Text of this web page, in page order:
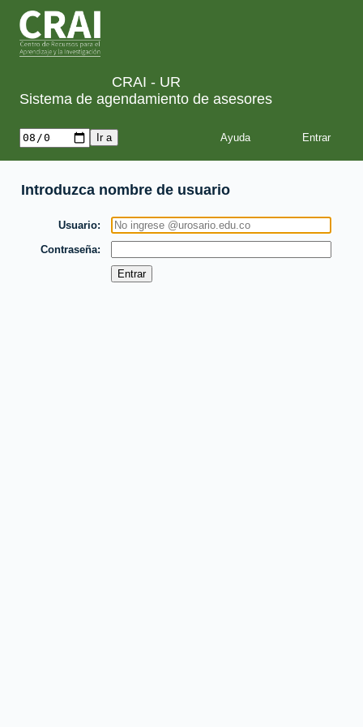
CRAI - UR
Sistema de agendamiento de asesores
Ayuda
Introduzca nombre de usuario
Usuario
Contraseña